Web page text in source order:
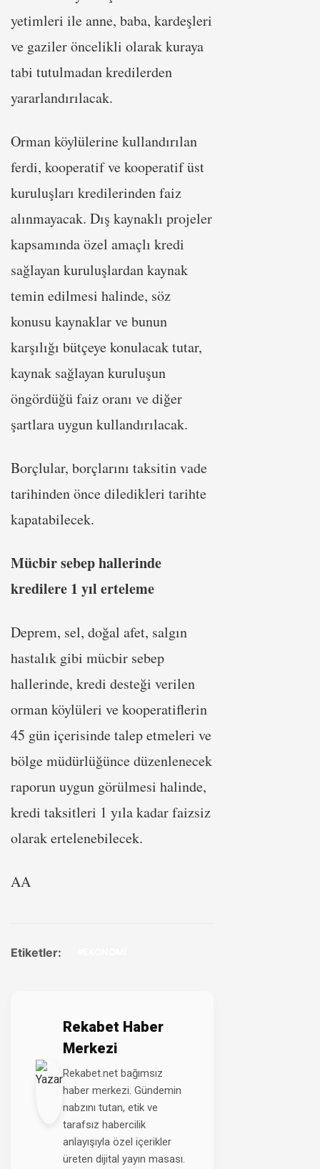
yetimleri ile anne, baba, kardeşleri
ve gaziler öncelikli olarak kuraya
tabi tutulmadan kredilerden
yararlandırılacak.
Orman köylülerine kullandırılan
ferdi, kooperatif ve kooperatif üst
kuruluşları kredilerinden faiz
alınmayacak. Dış kaynaklı projeler
kapsamında özel amaçlı kredi
sağlayan kuruluşlardan kaynak
temin edilmesi halinde, söz
konusu kaynaklar ve bunun
karşılığı bütçeye konulacak tutar,
kaynak sağlayan kuruluşun
öngördüğü faiz oranı ve diğer
şartlara uygun kullandırılacak.
Borçlular, borçlarını taksitin vade
tarihinden önce diledikleri tarihte
kapatabilecek.
Mücbir sebep hallerinde
kredilere 1 yıl erteleme
Deprem, sel, doğal afet, salgın
hastalık gibi mücbir sebep
hallerinde, kredi desteği verilen
orman köylüleri ve kooperatiflerin
45 gün içerisinde talep etmeleri ve
bölge müdürlüğünce düzenlenecek
raporun uygun görülmesi halinde,
kredi taksitleri 1 yıla kadar faizsiz
olarak ertelenebilecek.
AA
Etiketler:
Rekabet Haber
Merkezi
Rekabet.net bağımsız
haber merkezi. Gündemin
nabzını tutan, etik ve
tarafsız habercilik
anlayışıyla özel içerikler
üreten dijital yayın masası.